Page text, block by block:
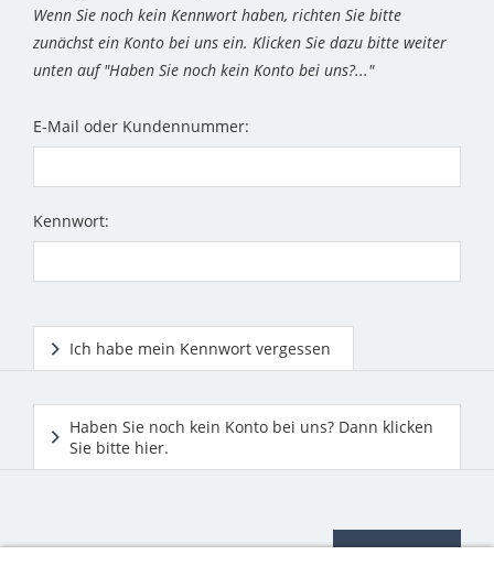
Wenn Sie noch kein Kennwort haben, richten Sie bitte
zunächst ein Konto bei uns ein. Klicken Sie dazu bitte weiter
unten auf "Haben Sie noch kein Konto bei uns?..."
E-Mail oder Kundennummer:
Kennwort:
Ich habe mein Kennwort vergessen
Haben Sie noch kein Konto bei uns? Dann klicken
Sie bitte hier.